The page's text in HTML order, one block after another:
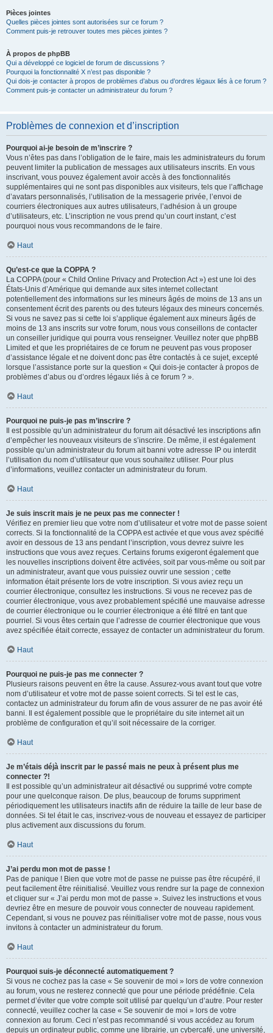
Pièces jointes
Quelles pièces jointes sont autorisées sur ce forum ?
Comment puis-je retrouver toutes mes pièces jointes ?
À propos de phpBB
Qui a développé ce logiciel de forum de discussions ?
Pourquoi la fonctionnalité X n’est pas disponible ?
Qui dois-je contacter à propos de problèmes d’abus ou d’ordres légaux liés à ce forum ?
Comment puis-je contacter un administrateur du forum ?
Problèmes de connexion et d’inscription
Pourquoi ai-je besoin de m’inscrire ?
Vous n’êtes pas dans l’obligation de le faire, mais les administrateurs du forum
peuvent limiter la publication de messages aux utilisateurs inscrits. En vous
inscrivant, vous pouvez également avoir accès à des fonctionnalités
supplémentaires qui ne sont pas disponibles aux visiteurs, tels que l’affichage
d’avatars personnalisés, l’utilisation de la messagerie privée, l’envoi de
courriers électroniques aux autres utilisateurs, l’adhésion à un groupe
d’utilisateurs, etc. L’inscription ne vous prend qu’un court instant, c’est
pourquoi nous vous recommandons de le faire.
Haut
Qu’est-ce que la COPPA ?
La COPPA (pour « Child Online Privacy and Protection Act ») est une loi des
États-Unis d’Amérique qui demande aux sites internet collectant
potentiellement des informations sur les mineurs âgés de moins de 13 ans un
consentement écrit des parents ou des tuteurs légaux des mineurs concernés.
Si vous ne savez pas si cette loi s’applique également aux mineurs âgés de
moins de 13 ans inscrits sur votre forum, nous vous conseillons de contacter
un conseiller juridique qui pourra vous renseigner. Veuillez noter que phpBB
Limited et que les propriétaires de ce forum ne peuvent pas vous proposer
d’assistance légale et ne doivent donc pas être contactés à ce sujet, excepté
lorsque l’assistance porte sur la question « Qui dois-je contacter à propos de
problèmes d’abus ou d’ordres légaux liés à ce forum ? ».
Haut
Pourquoi ne puis-je pas m’inscrire ?
Il est possible qu’un administrateur du forum ait désactivé les inscriptions afin
d’empêcher les nouveaux visiteurs de s’inscrire. De même, il est également
possible qu’un administrateur du forum ait banni votre adresse IP ou interdit
l’utilisation du nom d’utilisateur que vous souhaitez utiliser. Pour plus
d’informations, veuillez contacter un administrateur du forum.
Haut
Je suis inscrit mais je ne peux pas me connecter !
Vérifiez en premier lieu que votre nom d’utilisateur et votre mot de passe soient
corrects. Si la fonctionnalité de la COPPA est activée et que vous avez spécifié
avoir en dessous de 13 ans pendant l’inscription, vous devrez suivre les
instructions que vous avez reçues. Certains forums exigeront également que
les nouvelles inscriptions doivent être activées, soit par vous-même ou soit par
un administrateur, avant que vous puissiez ouvrir une session ; cette
information était présente lors de votre inscription. Si vous aviez reçu un
courrier électronique, consultez les instructions. Si vous ne recevez pas de
courrier électronique, vous avez probablement spécifié une mauvaise adresse
de courrier électronique ou le courrier électronique a été filtré en tant que
pourriel. Si vous êtes certain que l’adresse de courrier électronique que vous
avez spécifiée était correcte, essayez de contacter un administrateur du forum.
Haut
Pourquoi ne puis-je pas me connecter ?
Plusieurs raisons peuvent en être la cause. Assurez-vous avant tout que votre
nom d’utilisateur et votre mot de passe soient corrects. Si tel est le cas,
contactez un administrateur du forum afin de vous assurer de ne pas avoir été
banni. Il est également possible que le propriétaire du site internet ait un
problème de configuration et qu’il soit nécessaire de la corriger.
Haut
Je m’étais déjà inscrit par le passé mais ne peux à présent plus me
connecter ?!
Il est possible qu’un administrateur ait désactivé ou supprimé votre compte
pour une quelconque raison. De plus, beaucoup de forums suppriment
périodiquement les utilisateurs inactifs afin de réduire la taille de leur base de
données. Si tel était le cas, inscrivez-vous de nouveau et essayez de participer
plus activement aux discussions du forum.
Haut
J’ai perdu mon mot de passe !
Pas de panique ! Bien que votre mot de passe ne puisse pas être récupéré, il
peut facilement être réinitialisé. Veuillez vous rendre sur la page de connexion
et cliquer sur « J’ai perdu mon mot de passe ». Suivez les instructions et vous
devriez être en mesure de pouvoir vous connecter de nouveau rapidement.
Cependant, si vous ne pouvez pas réinitialiser votre mot de passe, nous vous
invitons à contacter un administrateur du forum.
Haut
Pourquoi suis-je déconnecté automatiquement ?
Si vous ne cochez pas la case « Se souvenir de moi » lors de votre connexion
au forum, vous ne resterez connecté que pour une période prédéfinie. Cela
permet d’éviter que votre compte soit utilisé par quelqu’un d’autre. Pour rester
connecté, veuillez cocher la case « Se souvenir de moi » lors de votre
connexion au forum. Ceci n’est pas recommandé si vous accédez au forum
depuis un ordinateur public, comme une librairie, un cybercafé, une université,